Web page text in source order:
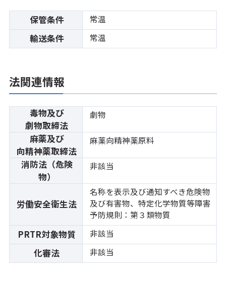
保管条件 常温
輸送条件 常温
法関連情報
毒物及び
劇物取締法
劇物
麻薬及び
向精神薬取締法
麻薬向精神薬原料
消防法（危険
物）
非該当
労働安全衛生法
名称を表示及び通知すべき危険物
及び有害物、特定化学物質等障害
予防規則：第３類物質
PRTR対象物質 非該当
化審法 非該当